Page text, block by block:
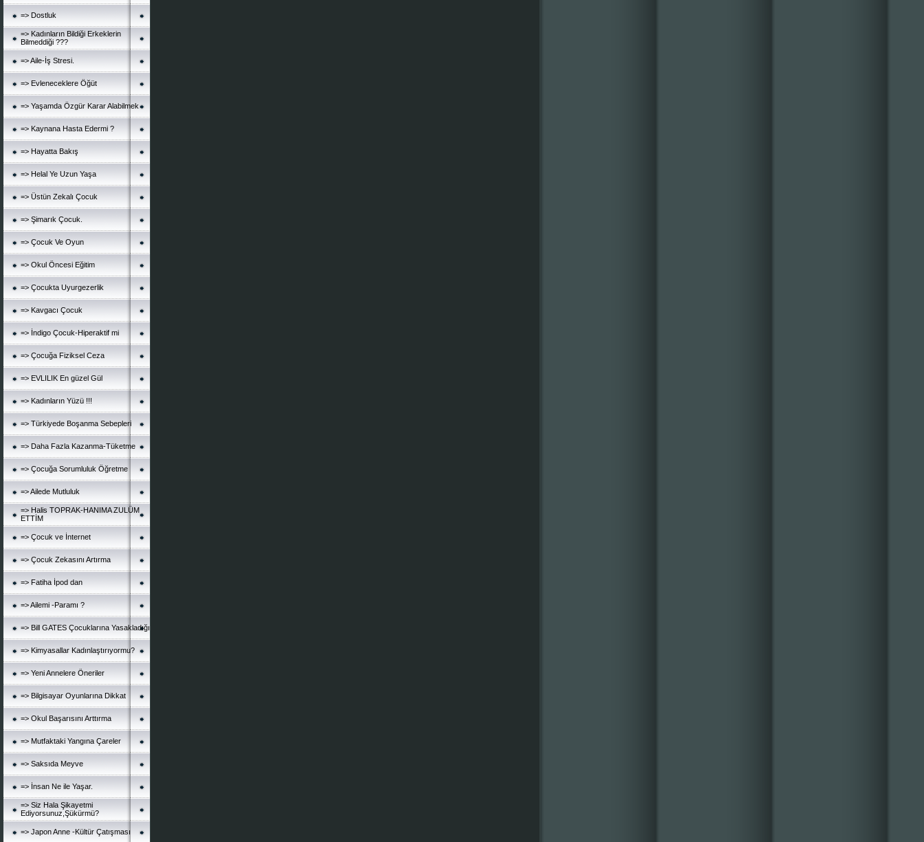
=> Dostluk
=> Kadınların Bildiği Erkeklerin
Bilmeddiği ???
=> Aile-İş Stresi.
=> Evleneceklere Öğüt
=> Yaşamda Özgür Karar Alabilmek
=> Kaynana Hasta Edermi ?
=> Hayatta Bakış
=> Helal Ye Uzun Yaşa
=> Üstün Zekalı Çocuk
=> Şimarık Çocuk.
=> Çocuk Ve Oyun
=> Okul Öncesi Eğitim
=> Çocukta Uyurgezerlik
=> Kavgacı Çocuk
=> İndigo Çocuk-Hiperaktif mi
=> Çocuğa Fiziksel Ceza
=> EVLILIK En güzel Gül
=> Kadınların Yüzü !!!
=> Türkiyede Boşanma Sebepleri
=> Daha Fazla Kazanma-Tüketme
=> Çocuğa Sorumluluk Öğretme
=> Ailede Mutluluk
=> Halis TOPRAK-HANIMA ZULÜM
ETTİM
=> Çocuk ve İnternet
=> Çocuk Zekasını Artırma
=> Fatiha İpod dan
=> Ailemi -Paramı ?
=> Bill GATES Çocuklarına Yasakladığı
=> Kimyasallar Kadınlaştırıyormu?
=> Yeni Annelere Öneriler
=> Bilgisayar Oyunlarına Dikkat
=> Okul Başarısını Arttırma
=> Mutfaktaki Yangına Çareler
=> Saksıda Meyve
=> İnsan Ne ile Yaşar.
=> Siz Hala Şikayetmi
Ediyorsunuz,Şükürmü?
=> Japon Anne -Kültür Çatışması